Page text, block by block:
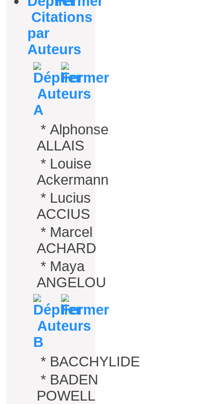
Citations
par
Auteurs
Auteurs
A
* Alphonse
ALLAIS
* Louise
Ackermann
* Lucius
ACCIUS
* Marcel
ACHARD
* Maya
ANGELOU
Auteurs
B
* BACCHYLIDE
* BADEN
POWELL